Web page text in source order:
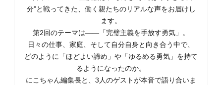
分”と戦ってきた、働く親たちのリアルな声をお届けし
ます。
第2回のテーマは――「完璧主義を手放す勇気」。
日々の仕事、家庭、そして自分自身と向き合う中で、
どのように「ほどよい諦め」や「ゆるめる勇気」を持て
るようになったのか。
にこちゃん編集長と、3人のゲストが本音で語り合いま